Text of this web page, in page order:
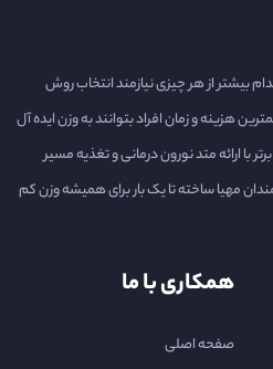
بیشتر از هر چیزی نیازمند انتخاب روش
هزینه و زمان افراد بتوانند به وزن ایده آل
با ارائه متد نورون درمانی و تغذیه مسیر
مهیا ساخته تا یک بار برای همیشه وزن کم
همکاری با ما
صفحه اصلی